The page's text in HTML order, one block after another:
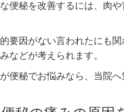
便秘を改善するには、肉
要因がない言われたにも
などが考えられます。
便秘でお悩みなら、当院へ